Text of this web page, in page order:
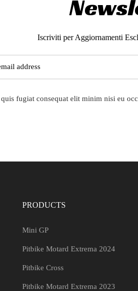
Iscriviti per Aggiornamenti
fugiat consequat elit minim nisi eu
PRODUCTS
Mini GP
Pitbike Motard Extrema 2024
Pitbike Cross
Pitbike Motard Extrema 2023